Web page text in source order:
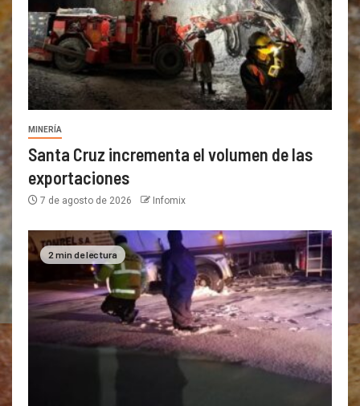
MINERÍA
Santa Cruz incrementa el volumen de las
exportaciones
7 de agosto de 2026 Infomix
2 min de lectura